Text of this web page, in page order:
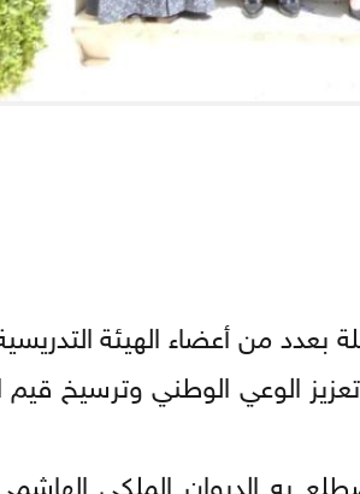
من أعضاء الهيئة
الوعي الوطني وترسيخ قيم
به الديوان الملكي